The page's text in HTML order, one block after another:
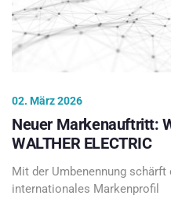
02. März 2026
Neuer Markenauftritt:
WALTHER ELECTRIC
Mit der Umbenennung schärft
internationales Markenprofil